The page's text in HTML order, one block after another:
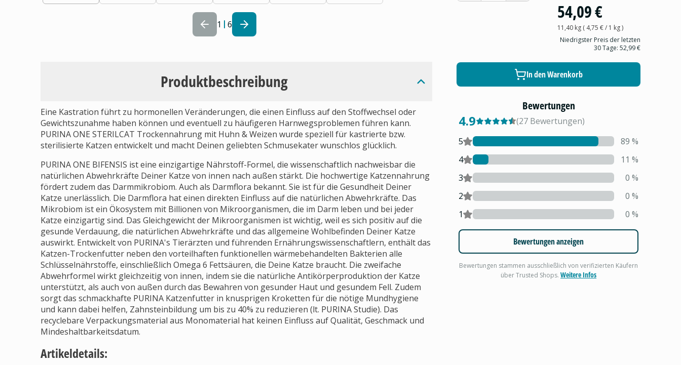
1 6
Produktbeschreibung
Eine Kastration führt zu hormonellen Veränderungen, die einen Einfluss auf den Stoffwechsel oder
Gewichtszunahme haben können und eventuell zu häufigeren Harnwegsproblemen führen kann.
PURINA ONE STERILCAT Trockennahrung mit Huhn & Weizen wurde speziell für kastrierte bzw.
sterilisierte Katzen entwickelt und macht Deinen geliebten Schmusekater wunschlos glücklich.
PURINA ONE BIFENSIS ist eine einzigartige Nährstoff-Formel, die wissenschaftlich nachweisbar die
natürlichen Abwehrkräfte Deiner Katze von innen nach außen stärkt. Die hochwertige Katzennahrung
fördert zudem das Darmmikrobiom. Auch als Darmflora bekannt. Sie ist für die Gesundheit Deiner
Katze unerlässlich. Die Darmflora hat einen direkten Einfluss auf die natürlichen Abwehrkräfte. Das
Mikrobiom ist ein Ökosystem mit Billionen von Mikroorganismen, die im Darm leben und bei jeder
Katze einzigartig sind. Das Gleichgewicht der Mikroorganismen ist wichtig, weil es sich positiv auf die
gesunde Verdauung, die natürlichen Abwehrkräfte und das allgemeine Wohlbefinden Deiner Katze
auswirkt. Entwickelt von PURINA's Tierärzten und führenden Ernährungswissenschaftlern, enthält das
Katzen-Trockenfutter neben den vorteilhaften funktionellen wärmebehandelten Bakterien alle
Schlüsselnährstoffe, einschließlich Omega 6 Fettsäuren, die Deine Katze braucht. Die zweifache
Abwehrformel wirkt gleichzeitig von innen, indem sie die natürliche Antikörperproduktion der Katze
unterstützt, als auch von außen durch das Bewahren von gesunder Haut und gesundem Fell. Zudem
sorgt das schmackhafte PURINA Katzenfutter in knusprigen Kroketten für die nötige Mundhygiene
und kann dabei helfen, Zahnsteinbildung um bis zu 40% zu reduzieren (lt. PURINA Studie). Das
recyclebare Verpackungsmaterial aus Monomaterial hat keinen Einfluss auf Qualität, Geschmack und
Mindeshaltbarkeitsdatum.
Artikeldetails:
54,09 €
11,40 kg( 4,75 €/ 1 kg)
Niedrigster Preis der letzten
30 Tage: 52,99 €
In den Warenkorb
Bewertungen
4.9 (27 Bewertungen)
5
89 %
4
11 %
3
0 %
2
0 %
1
0 %
Bewertungen anzeigen
Bewertungen stammen ausschließlich von verifizierten Käufern
über Trusted Shops.Weitere Infos